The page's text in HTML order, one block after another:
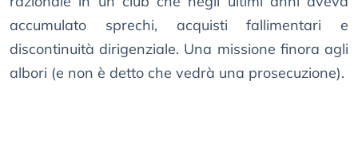
accumulato sprechi, acquisti fallimentari e
discontinuità dirigenziale. Una missione finora agli
albori (e non è detto che vedrà una prosecuzione).